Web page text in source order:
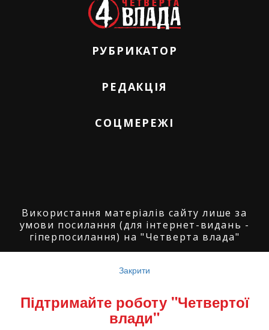
РУБРИКАТОР
РЕДАКЦІЯ
СОЦМЕРЕЖІ
Використання матеріалів сайту лише за
умови посилання (для інтернет-видань -
гіперпосилання) на "Четверта влада"
"Четверта влада": 2008-2026.
Володимир Торбіч: 2008-2026.
SoftGroup
Закрити
Підтримайте роботу "Четвертої
влади"